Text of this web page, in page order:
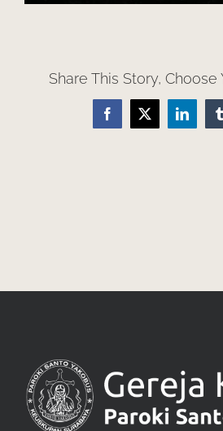
Share This Story, Choose
Facebook
X LinkedIn